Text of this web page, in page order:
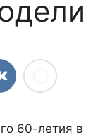
60-летия в